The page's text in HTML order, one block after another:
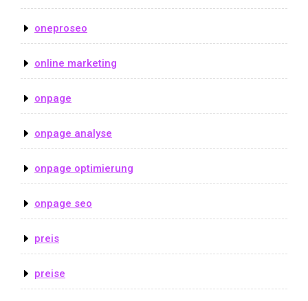
oneproseo
online marketing
onpage
onpage analyse
onpage optimierung
onpage seo
preis
preise